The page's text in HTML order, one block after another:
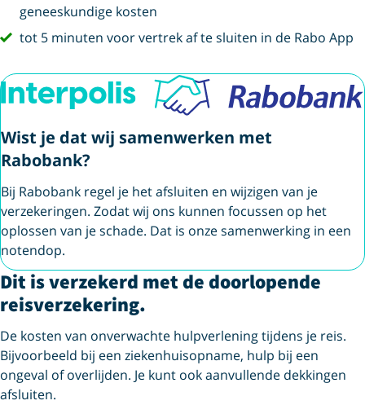
geneeskundige kosten
vink
tot 5 minuten voor vertrek af te sluiten in de Rabo App
Wist je dat wij samenwerken met
Rabobank?
Bij Rabobank regel je het afsluiten en wijzigen van je
verzekeringen. Zodat wij ons kunnen focussen op het
oplossen van je schade. Dat is onze samenwerking in een
notendop.
Dit is verzekerd met de doorlopende
reisverzekering.
De kosten van onverwachte hulpverlening tijdens je reis.
Bijvoorbeeld bij een ziekenhuisopname, hulp bij een
ongeval of overlijden. Je kunt ook aanvullende dekkingen
afsluiten.